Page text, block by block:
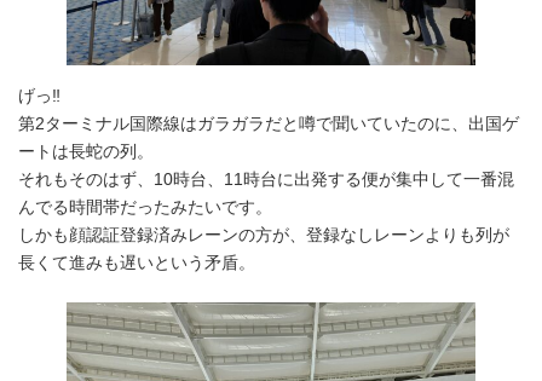
げっ‼
第2ターミナル国際線はガラガラだと噂で聞いていたのに、出国ゲ
ートは長蛇の列。
それもそのはず、10時台、11時台に出発する便が集中して一番混
んでる時間帯だったみたいです。
しかも顔認証登録済みレーンの方が、登録なしレーンよりも列が
長くて進みも遅いという矛盾。